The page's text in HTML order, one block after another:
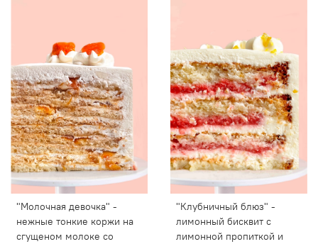
"Молочная девочка" -
нежные тонкие коржи на
сгущеном молоке со
"Клубничный блюз" -
лимонный бисквит с
лимонной пропиткой и